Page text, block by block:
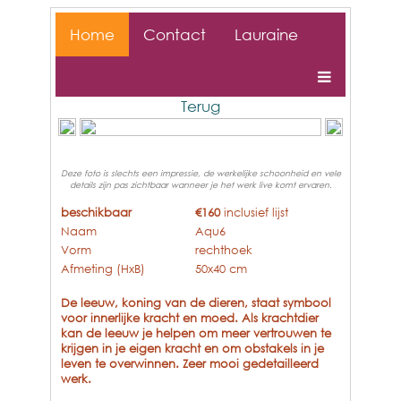
Home Contact Lauraine
Terug
Deze foto is slechts een impressie, de werkelijke schoonheid en vele
details zijn pas zichtbaar wanneer je het werk live komt ervaren.
beschikbaar €160inclusief lijst
Naam
Aqu6
Vorm
rechthoek
Afmeting (HxB)
50x40 cm
De leeuw, koning van de dieren, staat symbool
voor innerlijke kracht en moed. Als krachtdier
kan de leeuw je helpen om meer vertrouwen te
krijgen in je eigen kracht en om obstakels in je
leven te overwinnen. Zeer mooi gedetailleerd
werk.